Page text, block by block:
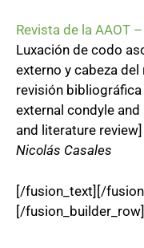
Revista de la AAOT
Luxación de codo
externo y cabeza
revisión
external condyle
and literature review]
Nicolás Casales
[/fusion_text][/
[/